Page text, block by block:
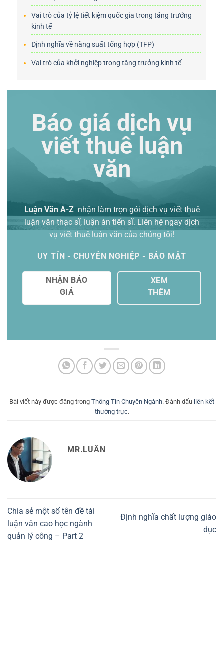
Vai trò của tỷ lệ tiết kiệm quốc gia trong tăng trưởng
kinh tế
Định nghĩa về năng suất tổng hợp (TFP)
Vai trò của khởi nghiệp trong tăng trưởng kinh tế
Báo giá dịch vụ
viết thuê luận
văn
Luận Văn A-Z nhận làm trọn gói dịch vụ viết thuê
luận văn thạc sĩ, luận án tiến sĩ. Liên hệ ngay dịch
vụ viết thuê luận văn của chúng tôi!
UY TÍN - CHUYÊN NGHIỆP - BẢO MẬT
NHẬN BÁO
GIÁ
XEM
THÊM
Bài viết này được đăng trong Thông Tin Chuyên Ngành. Đánh dấu liên kết
thường trực.
MR.LUÂN
Chia sẻ một số tên đề tài
luận văn cao học ngành
quản lý công – Part 2
Định nghĩa chất lượng giáo
dục